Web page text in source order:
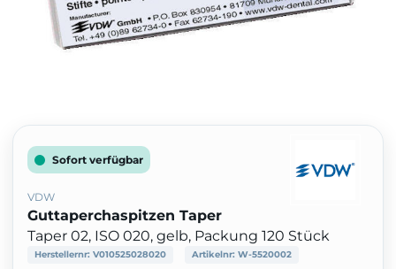
Sofort verfügbar
VDW
Guttaperchaspitzen Taper
Taper 02, ISO 020, gelb, Packung 120 Stück
Herstellernr: V010525028020 Artikelnr: W-5520002